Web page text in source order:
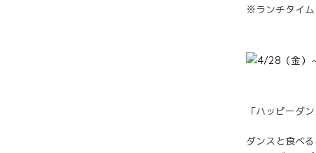
※ランチタイム
「ハッピーダ
ダンスと食べ